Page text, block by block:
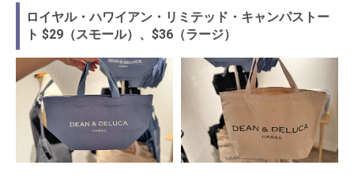
ロイヤル・ハワイアン・リミテッド・キャンパストー
ト $29（スモール）、$36（ラージ）